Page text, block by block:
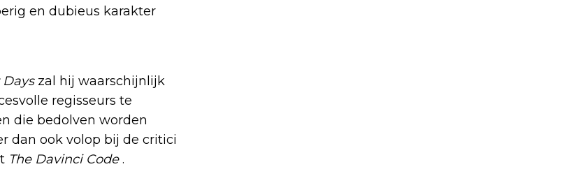
en dubieus karakter
zal hij waarschijnlijk
regisseurs te
die bedolven worden
dan ook volop bij de critici
The Davinci Code.